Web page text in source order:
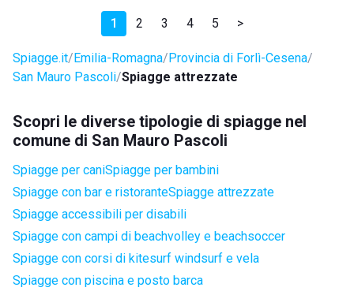
1 2 3 4 5 >
Spiagge.it Emilia-Romagna Provincia di Forlì-Cesena
San Mauro Pascoli Spiagge attrezzate
Scopri le diverse tipologie di spiagge nel
comune di San Mauro Pascoli
Spiagge per caniSpiagge per bambini
Spiagge con bar e ristoranteSpiagge attrezzate
Spiagge accessibili per disabili
Spiagge con campi di beachvolley e beachsoccer
Spiagge con corsi di kitesurf windsurf e vela
Spiagge con piscina e posto barca